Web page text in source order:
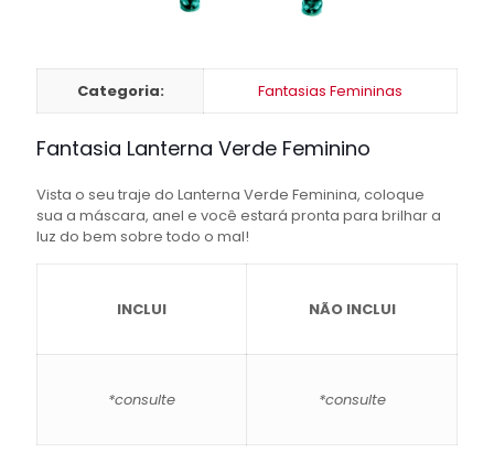
Categoria: Fantasias Femininas
Fantasia Lanterna Verde Feminino
Vista o seu traje do Lanterna Verde Feminina, coloque
sua a máscara, anel e você estará pronta para brilhar a
luz do bem sobre todo o mal!
INCLUI NÃO INCLUI
*consulte *consulte